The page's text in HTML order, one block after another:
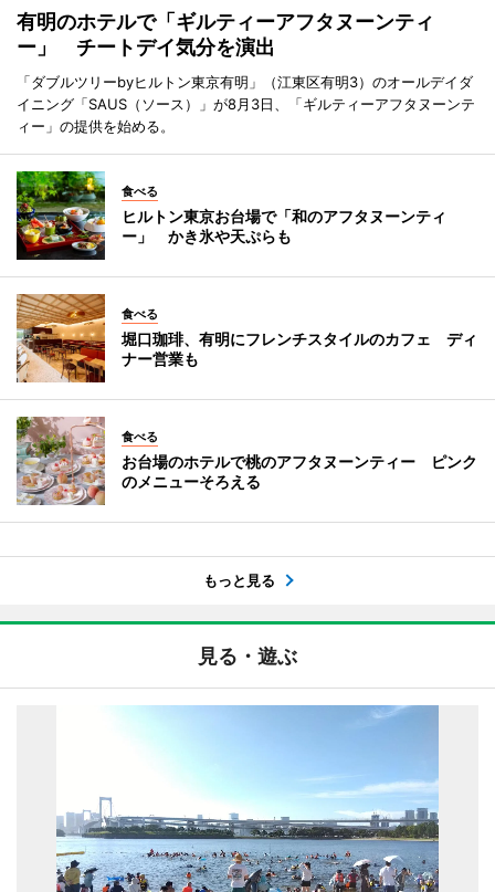
有明のホテルで「ギルティーアフタヌーンティ
ー」 チートデイ気分を演出
「ダブルツリーbyヒルトン東京有明」（江東区有明3）のオールデイダ
イニング「SAUS（ソース）」が8月3日、「ギルティーアフタヌーンテ
ィー」の提供を始める。
食べる
ヒルトン東京お台場で「和のアフタヌーンティ
ー」 かき氷や天ぷらも
食べる
堀口珈琲、有明にフレンチスタイルのカフェ ディ
ナー営業も
食べる
お台場のホテルで桃のアフタヌーンティー ピンク
のメニューそろえる
もっと見る
見る・遊ぶ